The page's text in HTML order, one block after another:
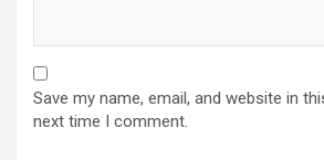
Save my name, email, and website in
next time I comment.